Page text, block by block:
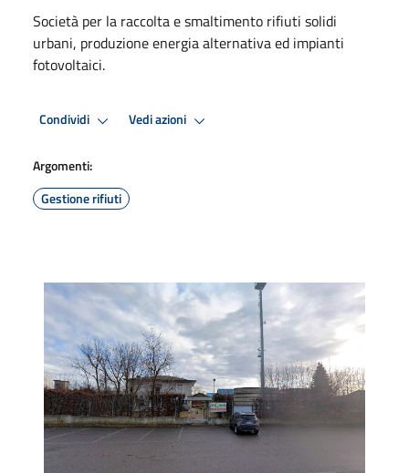
Società per la raccolta e smaltimento rifiuti solidi
urbani, produzione energia alternativa ed impianti
fotovoltaici.
Condividi Vedi azioni
Argomenti:
Gestione rifiuti